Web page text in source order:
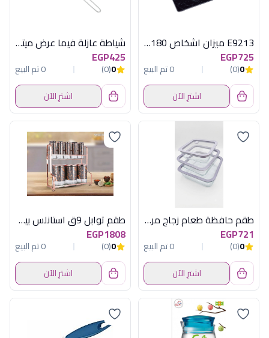
E9213 ميزان اشخاص 180 كيلو ديجيتال زجاج
EGP725
0
(0)
0 تم البيع
اشترِ الآن
شياطة عازلة فيما عرض ميتاليتكس
EGP425
0
(0)
0 تم البيع
اشترِ الآن
طقم حافظة طعام زجاج مربع 3 قطع أكسفورد - 3SC03-2SG
EGP721
0
(0)
0 تم البيع
اشترِ الآن
طقم توابل 9ق استانلس بيضاوى كبير اكسفورد
EGP1808
0
(0)
0 تم البيع
اشترِ الآن